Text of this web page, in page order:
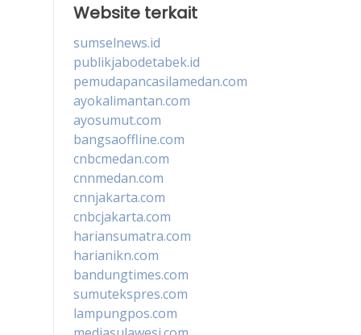
Website terkait
sumselnews.id
publikjabodetabek.id
pemudapancasilamedan.com
ayokalimantan.com
ayosumut.com
bangsaoffline.com
cnbcmedan.com
cnnmedan.com
cnnjakarta.com
cnbcjakarta.com
hariansumatra.com
harianikn.com
bandungtimes.com
sumutekspres.com
lampungpos.com